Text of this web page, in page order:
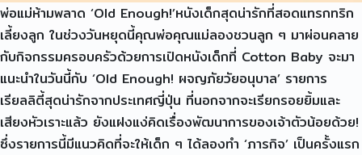
พ่อแม่ห้ามพลาด ‘Old Enough!’หนังเด็กสุดน่ารักที่สอดแทรกทริก
เลี้ยงลูก ในช่วงวันหยุดนี้คุณพ่อคุณแม่ลองชวนลูก ๆ มาผ่อนคลาย
กับกิจกรรมครอบครัวด้วยการเปิดหนังเด็กที่ Cotton Baby จะมา
แนะนำในวันนี้กับ ‘Old Enough! ผจญภัยวัยอนุบาล’ รายการ
เรียลลิตี้สุดน่ารักจากประเทศญี่ปุ่น ที่นอกจากจะเรียกรอยยิ้มและ
เสียงหัวเราะแล้ว ยังแฝงแง่คิดเรื่องพัฒนาการของเจ้าตัวน้อยด้วย!
ซึ่งรายการนี้มีแนวคิดที่จะให้เด็ก ๆ ได้ลองทำ ‘ภารกิจ’ เป็นครั้งแรก